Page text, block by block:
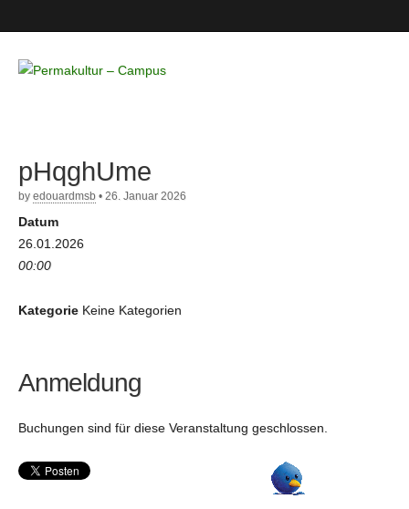
– Campus
pHqghUme
by edouardmsb • 26. Januar 2026
Datum
26.01.2026
00:00
Kategorie Keine Kategorien
Anmeldung
Buchungen sind für diese Veranstaltung geschlossen.